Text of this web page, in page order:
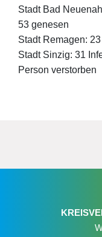
Stadt Bad
53 genesen
Stadt Remagen:
Stadt Sinzig: 31
Person verstorben